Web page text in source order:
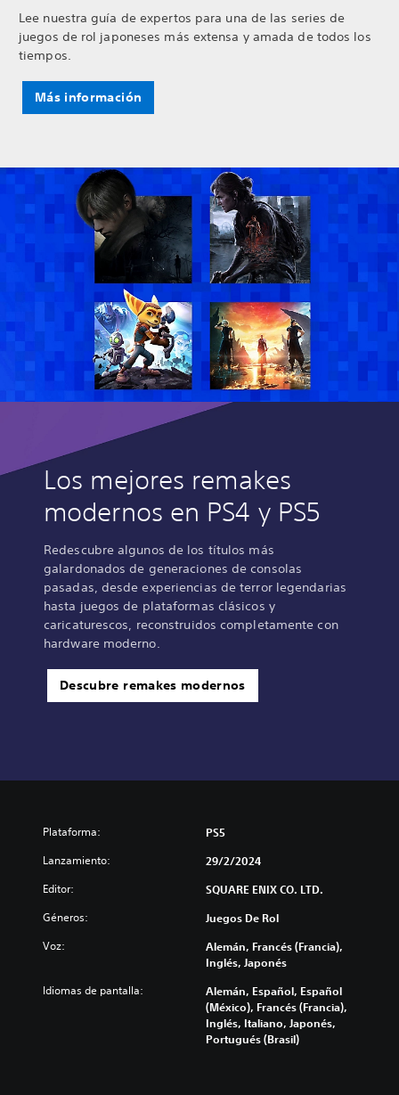
Lee nuestra guía de expertos para una de las series de
juegos de rol japoneses más extensa y amada de todos los
tiempos.
Más información
Los mejores remakes
modernos en PS4 y PS5
Redescubre algunos de los títulos más
galardonados de generaciones de consolas
pasadas, desde experiencias de terror legendarias
hasta juegos de plataformas clásicos y
caricaturescos, reconstruidos completamente con
hardware moderno.
Descubre remakes modernos
Plataforma: PS5
Lanzamiento: 29/2/2024
Editor: SQUARE ENIX CO. LTD.
Géneros: Juegos De Rol
Voz:
Alemán, Francés (Francia),
Inglés, Japonés
Idiomas de pantalla:
Alemán, Español, Español
(México), Francés (Francia),
Inglés, Italiano, Japonés,
Portugués (Brasil)